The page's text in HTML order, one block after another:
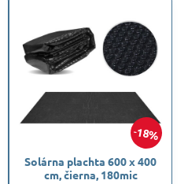
18%
Solárna plachta 600 x 400
cm, čierna, 180mic